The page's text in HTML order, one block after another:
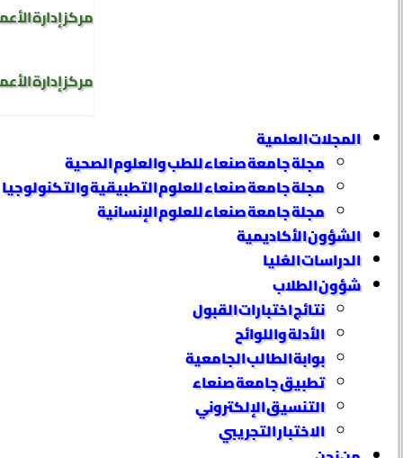
مركز إدارة
مركز إدارة
المجلات العلمية
مجلة جامعة صنعاء للطب والعلوم الصحية
مجلة جامعة صنعاء للعلوم التطبيقية والتكنولوجيا
مجلة جامعة صنعاء للعلوم الإنسانية
الشؤون الأكاديمية
الدراسات العُليا
شؤون الطلاب
نتائج اختبارات القبول
الأدلة واللوائح
بوابة الطالب الجامعية
تطبيق جامعة صنعاء
التنسيق الإلكتروني
الاختبار التجريبي